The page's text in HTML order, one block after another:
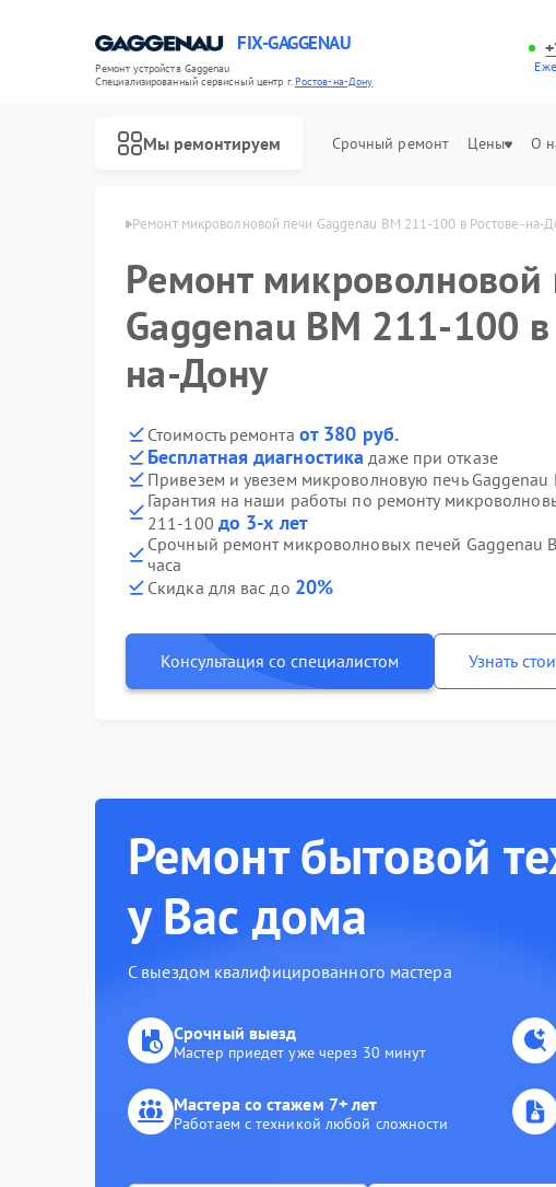
FIX-GAGGENAU
Ремонт устройств Gaggenau
Специализированный cервисный центр г.Ростов-на-Дону
Мы ремонтируем Срочный ремонт Цены О
в Ростове-на-Дону Ремонт микроволновой печи Gaggenau BM 211-100 в Ростове-на-
Ремонт микроволновой
Gaggenau BM 211-100
на-Дону
Стоимость ремонта от 380 руб.
Бесплатная диагностика даже при отказе
Привезем и увезем микроволновую печь
Гарантия на наши работы по ремонту
211-100 до 3-х лет
Срочный ремонт микроволновых печей Gaggenau
часа
Скидка для вас до 20%
Консультация со специалистом Узнать
Ремонт бытовой
у Вас дома
С выездом квалифицированного мастера
Срочный выезд
Мастер приедет уже через 30 минут
Мастера со стажем 7+ лет
Работаем с техникой любой сложности